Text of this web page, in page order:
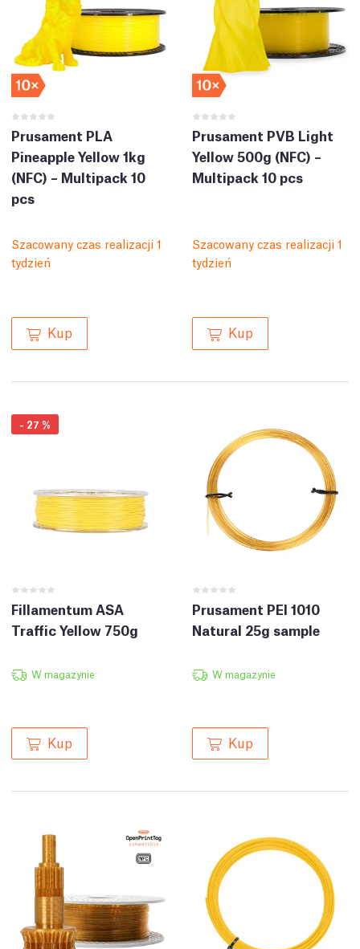
Prusament PLA
Pineapple Yellow 1kg
(NFC) – Multipack 10
pcs
Szacowany czas realizacji 1
tydzień
Kup
Prusament PVB Light
Yellow 500g (NFC) –
Multipack 10 pcs
Szacowany czas realizacji 1
tydzień
Kup
- 27 %
Fillamentum ASA
Traffic Yellow 750g
W magazynie
Kup
Prusament PEI 1010
Natural 25g sample
W magazynie
Kup